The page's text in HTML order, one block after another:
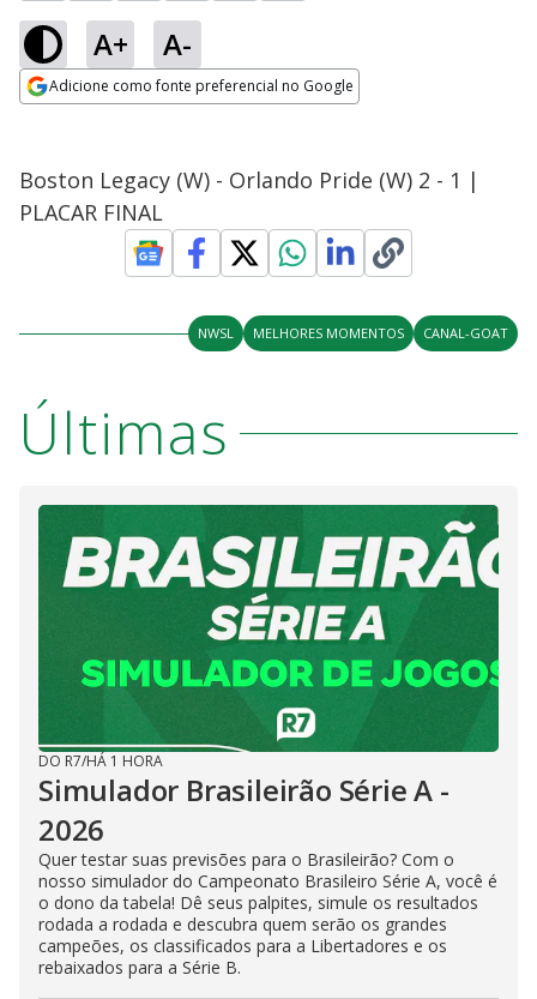
A+ A-
Adicione como fonte preferencial no Google
Boston Legacy (W) - Orlando Pride (W) 2 - 1 |
PLACAR FINAL
NWSL MELHORES MOMENTOS CANAL-GOAT
Últimas
DO R7/HÁ 1 HORA
Simulador Brasileirão Série A -
2026
Quer testar suas previsões para o Brasileirão? Com o
nosso simulador do Campeonato Brasileiro Série A, você é
o dono da tabela! Dê seus palpites, simule os resultados
rodada a rodada e descubra quem serão os grandes
campeões, os classificados para a Libertadores e os
rebaixados para a Série B.